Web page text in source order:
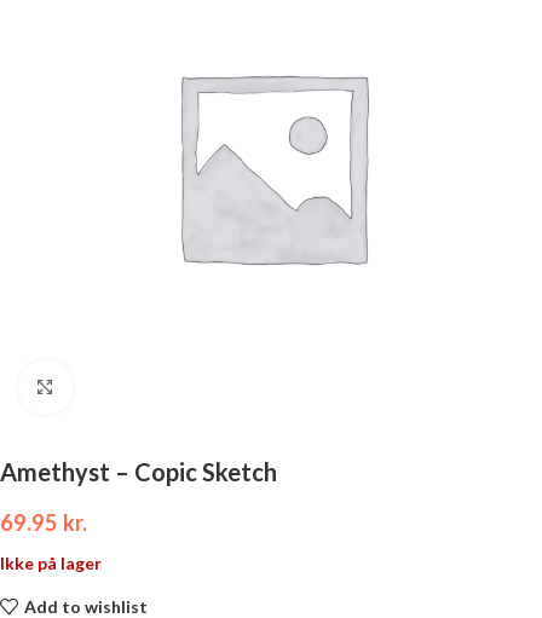
Amethyst – Copic Sketch
69.95 kr.
Ikke på lager
Add to wishlist